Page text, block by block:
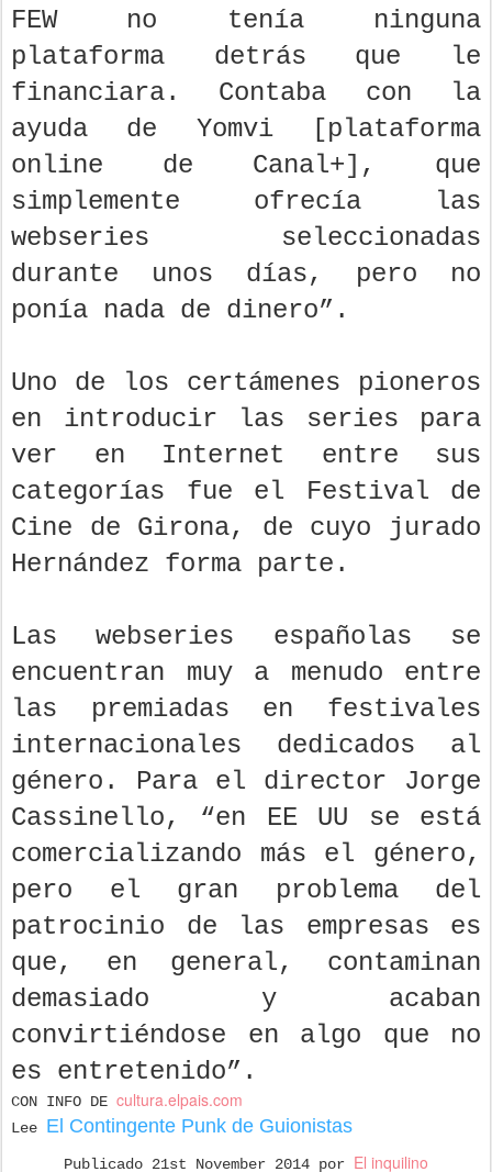
FEW no tenía ninguna
plataforma detrás que le
financiara. Contaba con la
ayuda de Yomvi [plataforma
online de Canal+], que
simplemente ofrecía las
webseries seleccionadas
durante unos días, pero no
ponía nada de dinero”.
Uno de los certámenes pioneros
en introducir las series para
ver en Internet entre sus
categorías fue el Festival de
Cine de Girona, de cuyo jurado
Hernández forma parte.
Las webseries españolas se
encuentran muy a menudo entre
las premiadas en festivales
internacionales dedicados al
género. Para el director Jorge
Cassinello, “en EE UU se está
comercializando más el género,
pero el gran problema del
patrocinio de las empresas es
que, en general, contaminan
demasiado y acaban
convirtiéndose en algo que no
es entretenido”.
CON INFO DE cultura.elpais.com
Lee El Contingente Punk de Guionistas
Publicado 21st November 2014 por El inquilino